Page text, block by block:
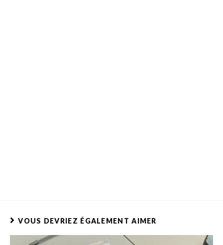
VOUS DEVRIEZ ÉGALEMENT AIMER